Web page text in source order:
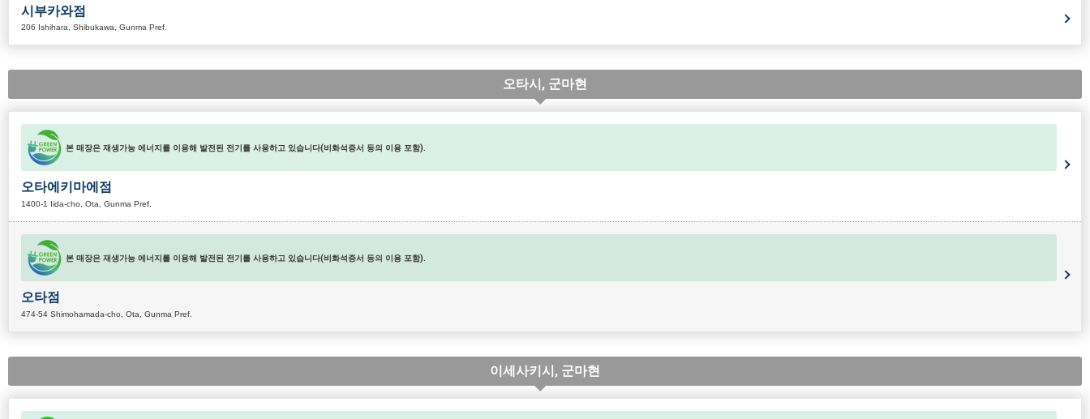
시부카와점
206 Ishihara, Shibukawa, Gunma Pref.
오타시, 군마현
본 매장은 재생가능 에너지를 이용해 발전된 전기를 사용하고 있습니다(비화석증서 등의 이용 포함).
오타에키마에점
1400-1 Iida-cho, Ota, Gunma Pref.
본 매장은 재생가능 에너지를 이용해 발전된 전기를 사용하고 있습니다(비화석증서 등의 이용 포함).
오타점
474-54 Shimohamada-cho, Ota, Gunma Pref.
이세사키시, 군마현